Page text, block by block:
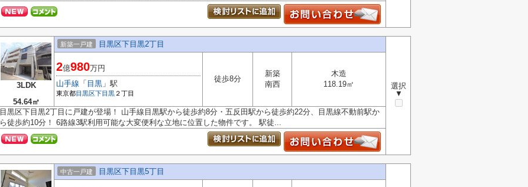
3LDK
54.64㎡
新築一戸建 目黒区下目黒2丁目
選択
▼
2億980万円
山手線 「 目黒 」駅
東京都目黒区下目黒 ２丁目
徒歩8分
新築
南西
木造
118.19㎡
目黒区下目黒2丁目に戸建が登場！ 山手線目黒駅から徒歩約8分・五反田駅から徒歩約22分、目黒線不動前駅か
ら徒歩約10分！ 6路線3駅利用可能な大変便利な立地に位置した物件です。 駅徒...
中古一戸建 目黒区下目黒5丁目